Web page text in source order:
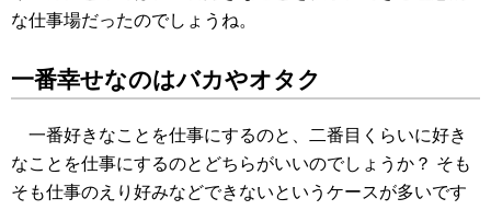
な仕事場だったのでしょうね。
一番幸せなのはバカやオタク
一番好きなことを仕事にするのと、二番目くらいに好き
なことを仕事にするのとどちらがいいのでしょうか？ そも
そも仕事のえり好みなどできないというケースが多いです